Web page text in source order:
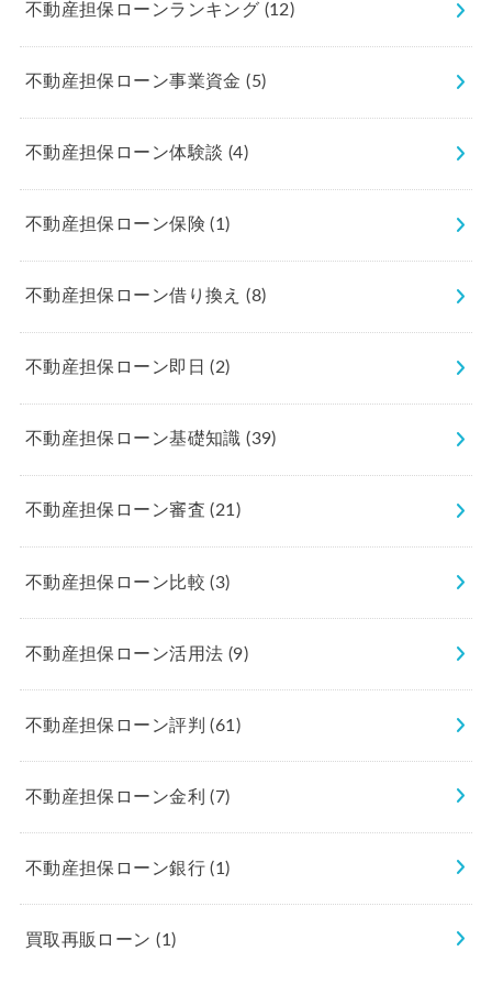
不動産担保ローンランキング (12)
不動産担保ローン事業資金(5)
不動産担保ローン体験談 (4)
不動産担保ローン保険(1)
不動産担保ローン借り換え(8)
不動産担保ローン即日(2)
不動産担保ローン基礎知識(39)
不動産担保ローン審査(21)
不動産担保ローン比較(3)
不動産担保ローン活用法 (9)
不動産担保ローン評判(61)
不動産担保ローン金利(7)
不動産担保ローン銀行(1)
買取再販ローン(1)